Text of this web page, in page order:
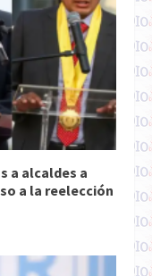
a alcaldes a
a la reelección